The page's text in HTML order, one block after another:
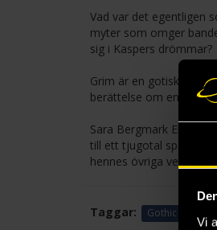
Vi
Vad var det egentligen
myter som omger
sig i Kaspers drömmar?
Grim är en gotisk
berättelse om
Sara Bergmark Elfgren
till ett tjugotal språk,
hennes övriga verk
Taggar: Gothic